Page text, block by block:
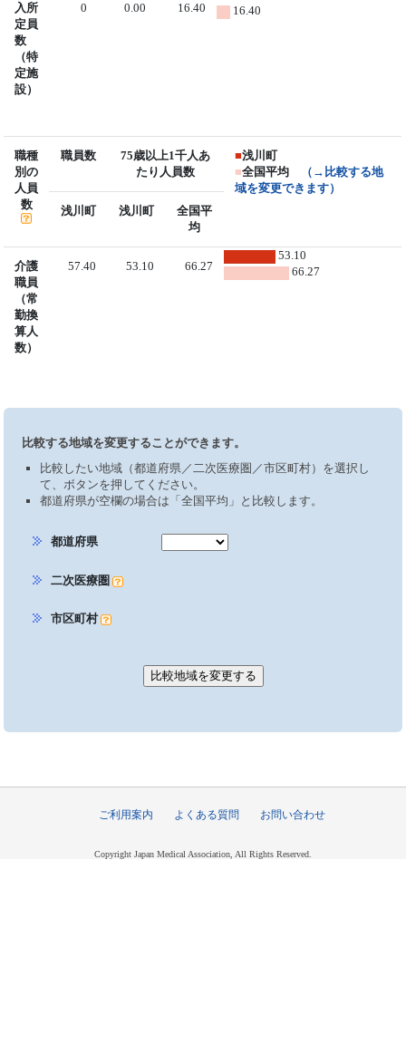
入所
定員
数
（特
定施
設）
0 0.00 16.40 16.40
職種
別の
人員
数
職員数
75歳以上1千人あ
たり人員数
■浅川町
■全国平均
（→比較する地
域を変更できます）
浅川町
浅川町
全国平
均
介護
職員
（常
勤換
算人
数）
57.40 53.10 66.27
53.10
66.27
比較する地域を変更することができます。
比較したい地域（都道府県／二次医療圏／市区町村）を選択し
て、ボタンを押してください。
都道府県が空欄の場合は「全国平均」と比較します。
都道府県
二次医療圏
市区町村
ご利用案内 よくある質問 お問い合わせ
Copyright Japan Medical Association, All Rights Reserved.